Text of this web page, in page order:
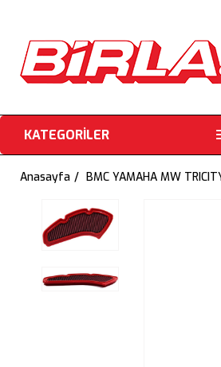
KATEGORİLER
Anasayfa BMC YAMAHA MW